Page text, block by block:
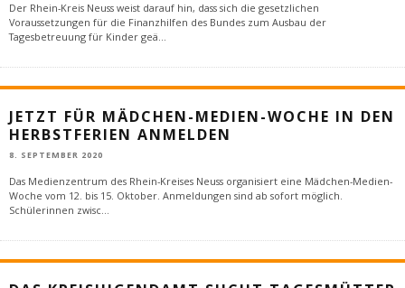
Der Rhein-Kreis Neuss weist darauf hin, dass sich die gesetzlichen
Voraussetzungen für die Finanzhilfen des Bundes zum Ausbau der
Tagesbetreuung für Kinder geä...
JETZT FÜR MÄDCHEN-MEDIEN-WOCHE IN DEN
HERBSTFERIEN ANMELDEN
8. SEPTEMBER 2020
Das Medienzentrum des Rhein-Kreises Neuss organisiert eine Mädchen-Medien-
Woche vom 12. bis 15. Oktober. Anmeldungen sind ab sofort möglich.
Schülerinnen zwisc...